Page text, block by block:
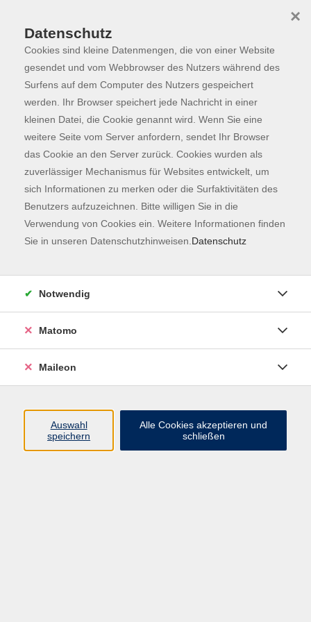
Skip to main content
Dozierende
Alabarces Lopez,
Ramon
Lehrkraft für Spanisch
Do. 24.09.2026 18:00
Freising
Spanisch A2 / B1
Do. 24.09.2026 19:30
Datenschutz
Cookies sind kleine Datenmengen, die von einer Website
gesendet und vom Webbrowser des Nutzers während des
Surfens auf dem Computer des Nutzers gespeichert
werden. Ihr Browser speichert jede Nachricht in einer
kleinen Datei, die Cookie genannt wird. Wenn Sie eine
weitere Seite vom Server anfordern, sendet Ihr Browser
das Cookie an den Server zurück. Cookies wurden als
zuverlässiger Mechanismus für Websites entwickelt, um
sich Informationen zu merken oder die Surfaktivitäten des
Benutzers aufzuzeichnen. Bitte willigen Sie in die
Verwendung von Cookies ein. Weitere Informationen finden
Sie in unseren Datenschutzhinweisen. Datenschutz
×
Notwendig
Matomo
Maileon
Auswahl
speichern
Alle Cookies akzeptieren und
schließen